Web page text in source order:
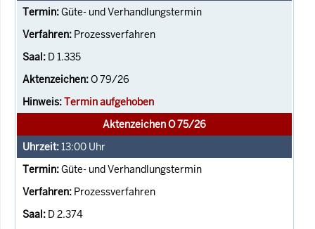
Güte- und Verhandlungstermin
Prozessverfahren
D 1.335
O 79/26
Termin aufgehoben
Aktenzeichen O 75/26
13:00 Uhr
Güte- und Verhandlungstermin
Prozessverfahren
D 2.374